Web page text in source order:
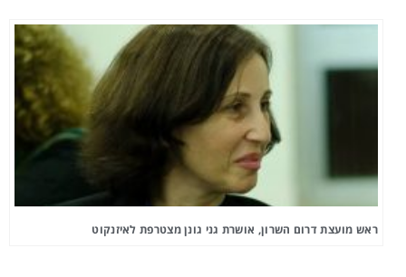
ראש מועצת דרום השרון, אושרת גני גונן מצטרפת לאיזנקוט